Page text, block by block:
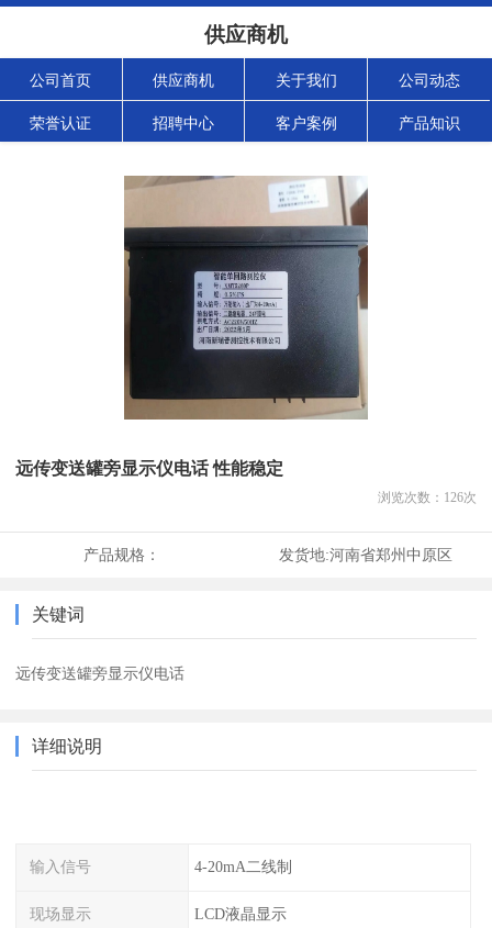
供应商机
公司首页 供应商机 关于我们 公司动态
荣誉认证 招聘中心 客户案例 产品知识
远传变送罐旁显示仪电话 性能稳定
浏览次数： 126次
产品规格： 发货地:河南省郑州中原区
关键词
远传变送罐旁显示仪电话
详细说明
输入信号 4-20mA二线制
现场显示 LCD液晶显示